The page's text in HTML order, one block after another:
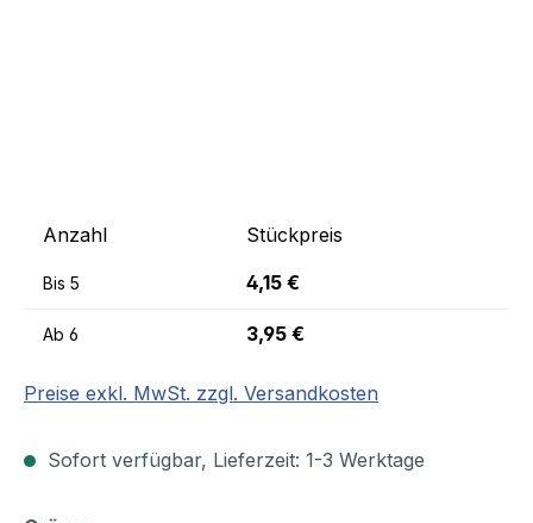
Anzahl Stückpreis
Bis 5 4,15 €
Ab 6 3,95 €
Preise exkl. MwSt. zzgl. Versandkosten
Sofort verfügbar, Lieferzeit: 1-3 Werktage